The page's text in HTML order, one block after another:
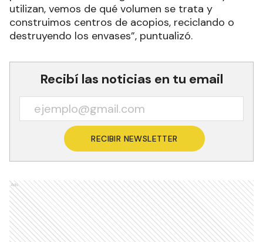
utilizan, vemos de qué volumen se trata y
construimos centros de acopios, reciclando o
destruyendo los envases”, puntualizó.
Recibí las noticias en tu email
RECIBIR NEWSLETTER
Ads